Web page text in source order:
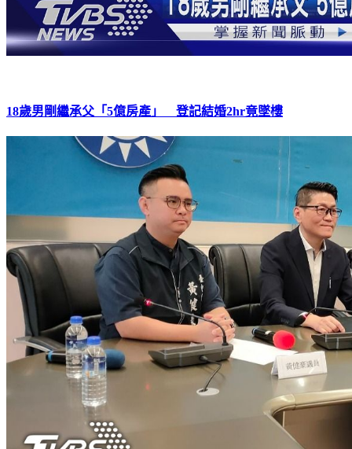
18歲男剛繼承父「5億房產」 登記結婚2hr竟墜樓